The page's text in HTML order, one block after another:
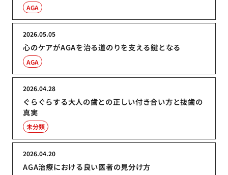
AGA
心のケアがAGAを治る道のりを支える鍵となる
2026.05.05
AGA
ぐらぐらする大人の歯との正しい付き合い方と抜歯の
真実
2026.04.28
未分類
AGA治療における良い医者の見分け方
2026.04.20